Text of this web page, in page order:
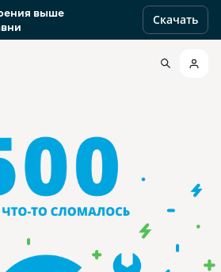
выше
Скачать